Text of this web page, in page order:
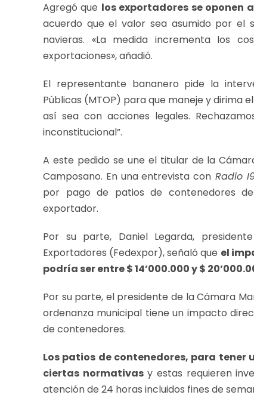
Agregó que los exportadores se oponen
acuerdo que el valor sea asumido por
navieras. «La medida incrementa los
exportaciones», añadió.
El representante bananero pide la
Públicas (MTOP) para que maneje y dirima
así sea con acciones legales.
inconstitucional”.
A este pedido se une el titular de la
Camposano. En una entrevista con Radio
por pago de patios de contenedores
exportador.
Por su parte, Daniel Legarda,
Exportadores (Fedexpor), señaló que el
podría ser entre $ 14’000.000 y $
Por su parte, el presidente de la Cámara
ordenanza municipal tiene un impacto
de contenedores.
Los patios de contenedores, para tener
ciertas normativasy estas requieren
atención de 24 horas incluidos fines de